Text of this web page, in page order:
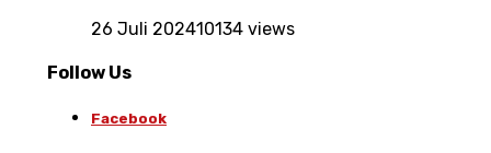
26 Juli 202410134 views
Follow Us
Facebook